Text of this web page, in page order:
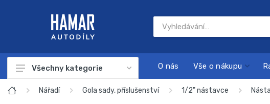
Autodíly
Všechny kategorie O nás Vše o nákupu
Nářadí Gola sady, příslušenství 1/2" nástavce